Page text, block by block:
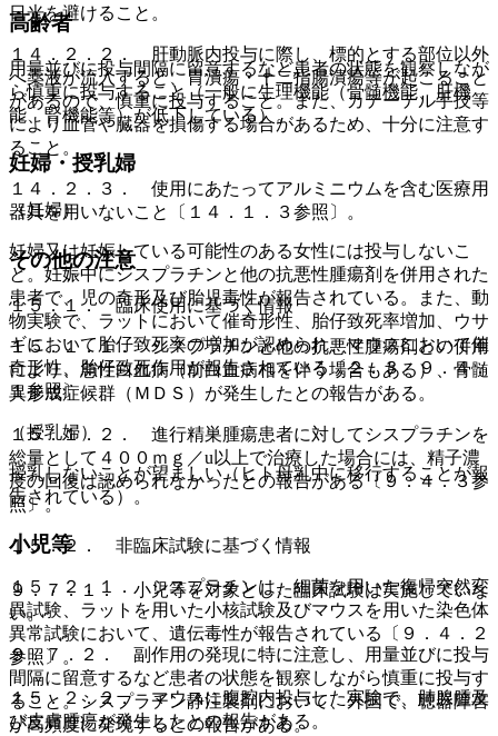
日光を避けること。
１４．２．２． 肝動脈内投与に際し、標的とする部位以外
へ薬液が流入すると、胃潰瘍・十二指腸潰瘍等が起こること
があるので、慎重に投与すること。また、カテーテル手技等
により血管や臓器を損傷する場合があるため、十分に注意す
ること。
１４．２．３． 使用にあたってアルミニウムを含む医療用
器具を用いないこと〔１４．１．３参照〕。
その他の注意
１５．１． 臨床使用に基づく情報
１５．１．１． シスプラチンと他の抗悪性腫瘍剤との併用
により、急性白血病（前白血病相を伴う場合もある）、骨髄
異形成症候群（ＭＤＳ）が発生したとの報告がある。
１５．１．２． 進行精巣腫瘍患者に対してシスプラチンを
総量として４００ｍｇ／u以上で治療した場合には、精子濃
度の回復は認められなかったとの報告がある〔９．４．３参
照〕。
１５．２． 非臨床試験に基づく情報
１５．２．１． シスプラチンは、細菌を用いた復帰突然変
異試験、ラットを用いた小核試験及びマウスを用いた染色体
異常試験において、遺伝毒性が報告されている〔９．４．２
参照〕。
１５．２．２． マウスに腹腔内投与した実験で、肺腺腫及
び皮膚腫瘍が発生したとの報告がある。
高齢者
用量並びに投与間隔に留意するなど患者の状態を観察しなが
ら慎重に投与すること（一般に生理機能（骨髄機能、肝機
能、腎機能等）が低下している）。
妊婦・授乳婦
（妊婦）
妊婦又は妊娠している可能性のある女性には投与しないこ
と。妊娠中にシスプラチンと他の抗悪性腫瘍剤を併用された
患者で、児の奇形及び胎児毒性が報告されている。また、動
物実験で、ラットにおいて催奇形性、胎仔致死率増加、ウサ
ギにおいて胎仔致死率の増加が認められ、マウスにおいて催
奇形性、胎仔致死作用が報告されている〔２．３、９．４．
１参照〕。
（授乳婦）
授乳しないことが望ましい（ヒト母乳中に移行することが報
告されている）。
小児等
９．７．１． 小児等を対象とした臨床試験は実施していな
い。
９．７．２． 副作用の発現に特に注意し、用量並びに投与
間隔に留意するなど患者の状態を観察しながら慎重に投与す
ること。シスプラチン静注製剤において、外国で、聴器障害
が高頻度に発現するとの報告がある。